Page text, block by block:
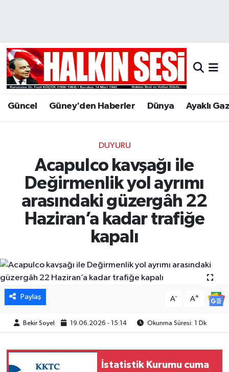
Güncel Güney'den Haberler Dünya Ayaklı
DUYURU
Acapulco kavşağı ile
Değirmenlik yol ayrımı
arasındaki güzergâh 22
Haziran’a kadar trafiğe
kapalı
Paylaş A- A+
Bekir Soyel 19.06.2026 - 15:14 Okunma Süresi: 1 Dk
İstatistik Kurumu cuma
Hava Durumu
Trafik Durumu
Son Dakika Haberleri
Haber Arşivi